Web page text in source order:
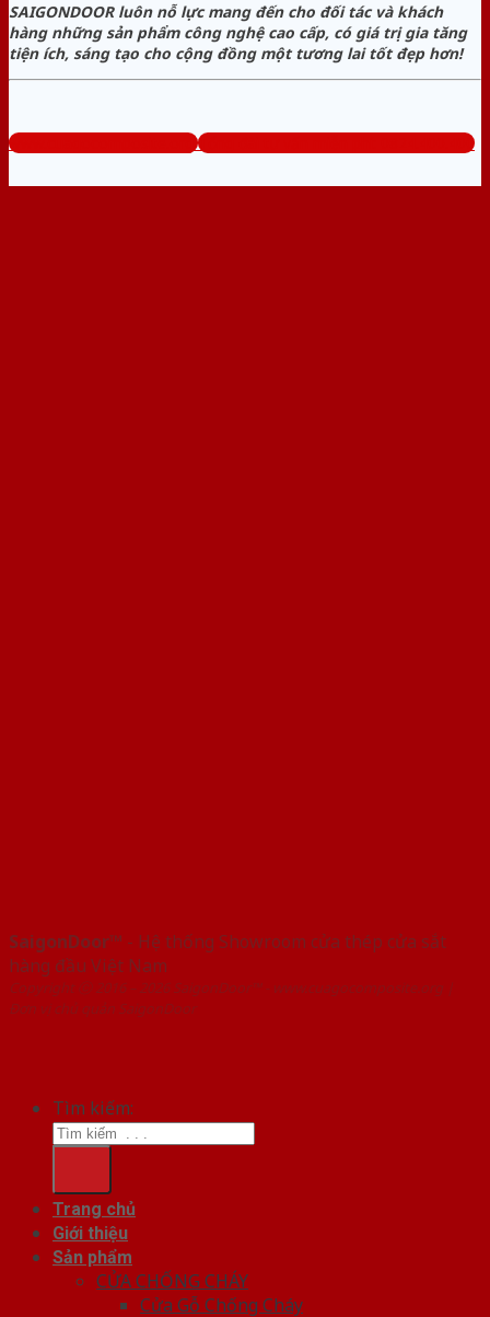
SAIGONDOOR luôn nỗ lực mang đến cho đối tác và khách
hàng những sản phẩm công nghệ cao cấp, có giá trị gia tăng
tiện ích, sáng tạo cho cộng đồng một tương lai tốt đẹp hơn!
www.cuagocomposite.org Tổng đài tư vấn miễn phí: 0824.400.400
SaigonDoor™ - Hệ thống Showroom cửa thép cửa sắt
hàng đầu Việt Nam
Copyright ⓒ 2016 – 2026 SaigonDoor™ - www.cuagocomposite.org |
Đơn vị chủ quản SaigonDoor
Tìm kiếm:
Trang chủ
Giới thiệu
Sản phẩm
CỬA CHỐNG CHÁY
Cửa Gỗ Chống Cháy